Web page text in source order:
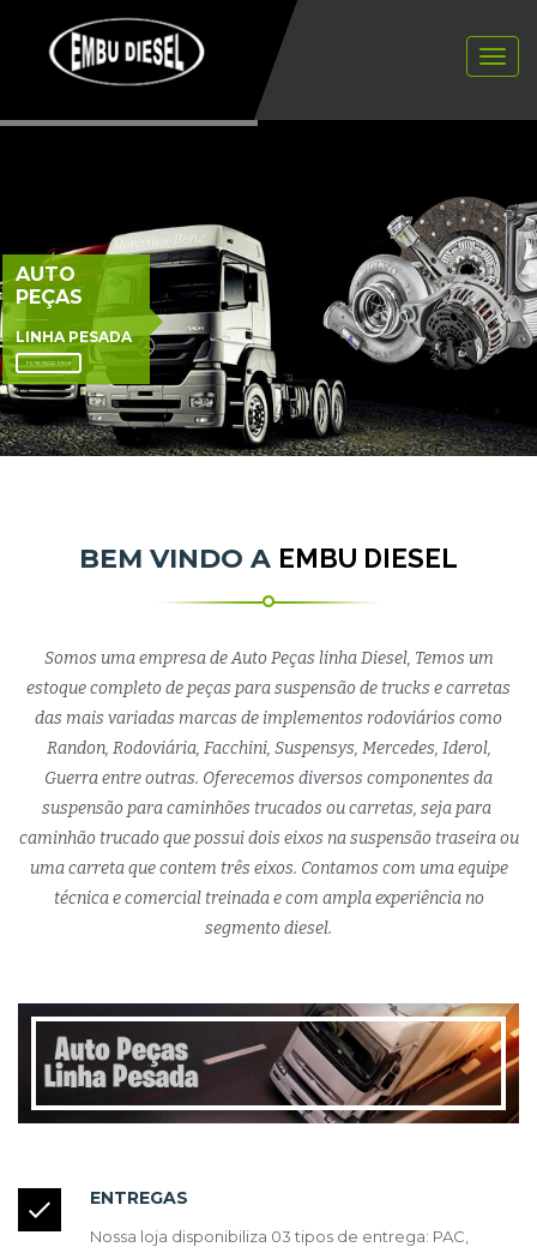
AUTO
PEÇAS
PARA VEÍCULOS A DIESEL
LINHA PESADA
FONE(11)4241-5909
BEM VINDO A EMBU DIESEL
Somos uma empresa de Auto Peças linha Diesel, Temos um
estoque completo de peças para suspensão de trucks e carretas
das mais variadas marcas de implementos rodoviários como
Randon, Rodoviária, Facchini, Suspensys, Mercedes, Iderol,
Guerra entre outras. Oferecemos diversos componentes da
suspensão para caminhões trucados ou carretas, seja para
caminhão trucado que possui dois eixos na suspensão traseira ou
uma carreta que contem três eixos. Contamos com uma equipe
técnica e comercial treinada e com ampla experiência no
segmento diesel.
ENTREGAS
Nossa loja disponibiliza 03 tipos de entrega: PAC,